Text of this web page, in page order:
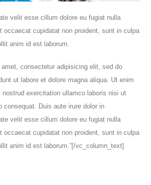
velit esse cillum dolore eu fugiat nulla
occaecat cupidatat non proident, sunt in culpa
anim id est laborum.
amet, consectetur adipisicing elit, sed do
ut labore et dolore magna aliqua. Ut enim
exercitation ullamco laboris nisi ut
consequat. Duis aute irure dolor in
velit esse cillum dolore eu fugiat nulla
occaecat cupidatat non proident, sunt in culpa
anim id est laborum.”[/vc_column_text]